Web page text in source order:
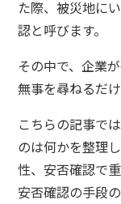
た際、被災地に
認と呼びます。
その中で、企業
無事を尋ねるだ
こちらの記事で
のは何かを整理
性、安否確認で
安否確認の手段